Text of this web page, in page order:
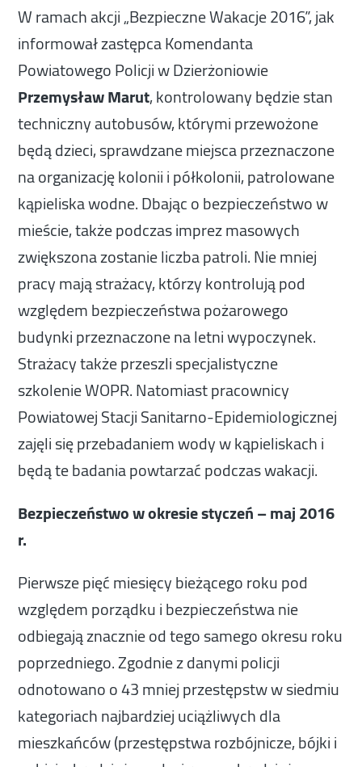
W ramach akcji „Bezpieczne Wakacje 2016”, jak
informował zastępca Komendanta
Powiatowego Policji w Dzierżoniowie
Przemysław Marut, kontrolowany będzie stan
techniczny autobusów, którymi przewożone
będą dzieci, sprawdzane miejsca przeznaczone
na organizację kolonii i półkolonii, patrolowane
kąpieliska wodne. Dbając o bezpieczeństwo w
mieście, także podczas imprez masowych
zwiększona zostanie liczba patroli. Nie mniej
pracy mają strażacy, którzy kontrolują pod
względem bezpieczeństwa pożarowego
budynki przeznaczone na letni wypoczynek.
Strażacy także przeszli specjalistyczne
szkolenie WOPR. Natomiast pracownicy
Powiatowej Stacji Sanitarno-Epidemiologicznej
zajęli się przebadaniem wody w kąpieliskach i
będą te badania powtarzać podczas wakacji.
Bezpieczeństwo w okresie styczeń – maj 2016
r.
Pierwsze pięć miesięcy bieżącego roku pod
względem porządku i bezpieczeństwa nie
odbiegają znacznie od tego samego okresu roku
poprzedniego. Zgodnie z danymi policji
odnotowano o 43 mniej przestępstw w siedmiu
kategoriach najbardziej uciążliwych dla
mieszkańców (przestępstwa rozbójnicze, bójki i